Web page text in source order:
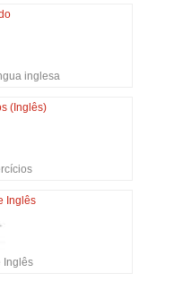
inglesa
(Inglês)
Inglês
Inglês